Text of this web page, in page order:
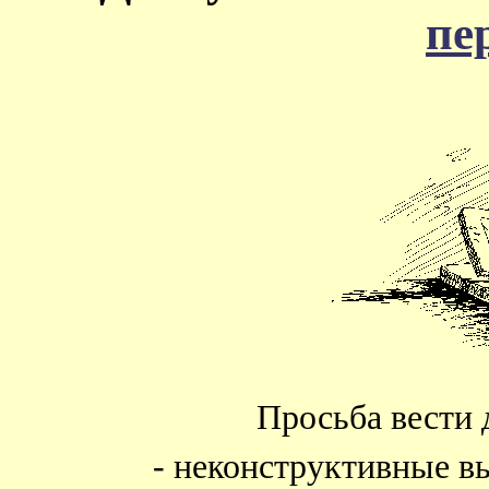
Просьба вести
- неконструктивные